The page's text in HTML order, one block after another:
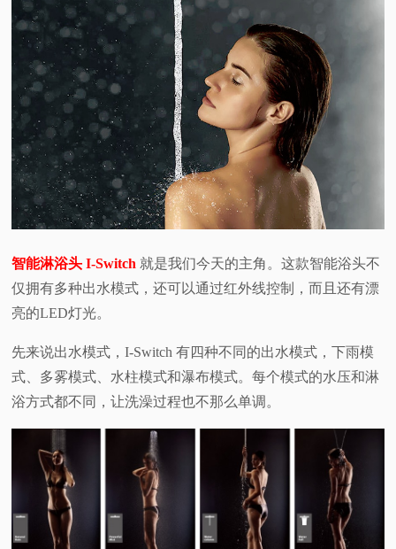
智能淋浴头 I-Switch 就是我们今天的主角。这款智能浴头不
仅拥有多种出水模式，还可以通过红外线控制，而且还有漂
亮的LED灯光。
先来说出水模式，I-Switch 有四种不同的出水模式，下雨模
式、多雾模式、水柱模式和瀑布模式。每个模式的水压和淋
浴方式都不同，让洗澡过程也不那么单调。